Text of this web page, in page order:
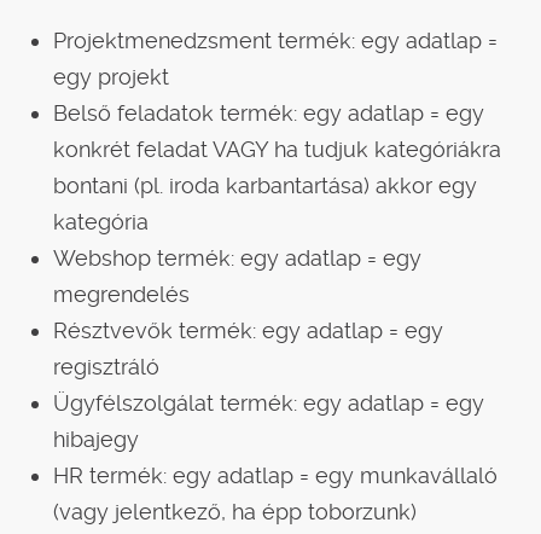
Projektmenedzsment termék: egy adatlap =
egy projekt
Belső feladatok termék: egy adatlap = egy
konkrét feladat VAGY ha tudjuk kategóriákra
bontani (pl. iroda karbantartása) akkor egy
kategória
Webshop termék: egy adatlap = egy
megrendelés
Résztvevők termék: egy adatlap = egy
regisztráló
Ügyfélszolgálat termék: egy adatlap = egy
hibajegy
HR termék: egy adatlap = egy munkavállaló
(vagy jelentkező, ha épp toborzunk)